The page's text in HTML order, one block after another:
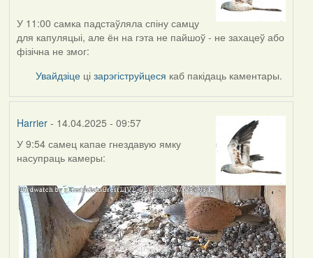
У 11:00 самка падстаўляла спіну самцу
для капуляцыі, але ён на гэта не пайшоў - не захацеў або
фізічна не змог:
Увайдзіце цізарэгіструйцеся каб пакідаць каментары.
Harrier- 14.04.2025 - 09:57
У 9:54 самец капае гнездавую ямку
насупраць камеры: